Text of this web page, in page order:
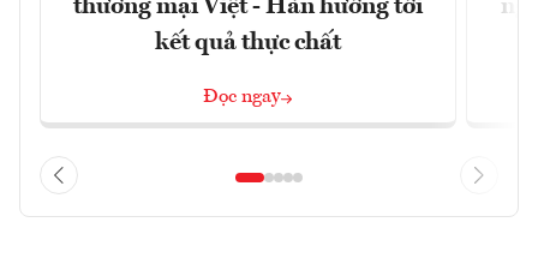
thương mại Việt - Hàn hướng tới
kết quả thực chất
Đọc ngay